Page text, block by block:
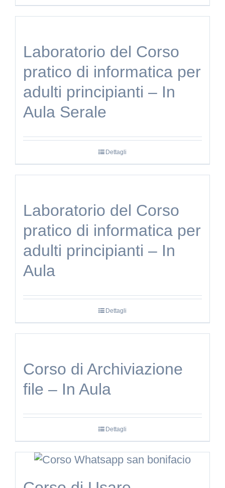
Laboratorio del Corso
pratico di informatica per
adulti principianti – In
Aula Serale
Dettagli
Laboratorio del Corso
pratico di informatica per
adulti principianti – In
Aula
Dettagli
Corso di Archiviazione
file – In Aula
Dettagli